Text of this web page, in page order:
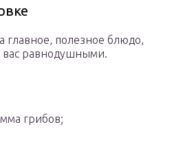
главное, полезное блюдо,
вас равнодушными.
грибов;